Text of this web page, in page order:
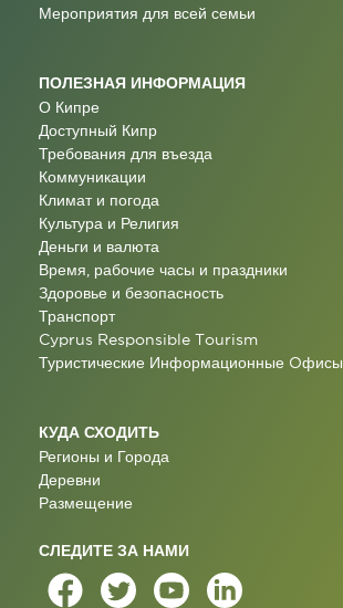
Мероприятия для всей семьи
ПОЛЕЗНАЯ ИНФОРМАЦИЯ
О Кипре
Доступный Кипр
Требования для въезда
Коммуникации
Климат и погода
Культура и Религия
Деньги и валюта
Время, рабочие часы и праздники
Здоровье и безопасность
Транспорт
Cyprus Responsible Tourism
Туристические Информационные Oфисы
КУДА СХОДИТЬ
Регионы и Города
Деревни
Размещение
СЛЕДИТЕ ЗА НАМИ